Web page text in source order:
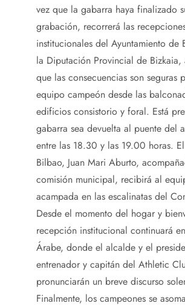
vez que la gabarra haya finalizado
grabación, recorrerá las
institucionales del Ayuntamiento de
la Diputación Provincial de Bizkaia,
que las consecuencias son seguras
equipo campeón desde las
edificios consistorio y foral. Está
gabarra sea devuelta al puente del
entre las 18.30 y las 19.00 horas.
Bilbao, Juan Mari Aburto,
comisión municipal, recibirá al
acampada en las escalinatas del
Desde el momento del hogar y
recepción institucional continuará
Árabe, donde el alcalde y el
entrenador y capitán del Athletic
pronunciarán un breve discurso
Finalmente, los campeones se